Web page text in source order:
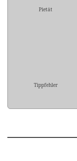
Pietät
Tippfehler